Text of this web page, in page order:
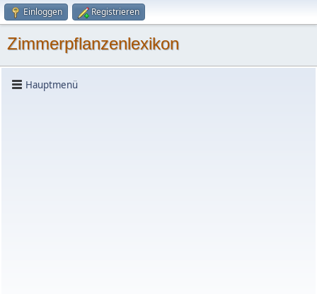
Einloggen Registrieren
Zimmerpflanzenlexikon
Hauptmenü